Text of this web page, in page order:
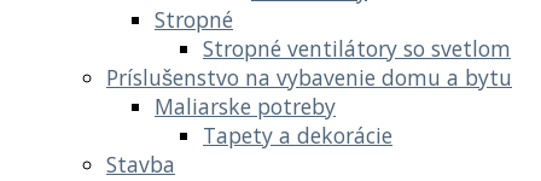
Stropné
Stropné ventilátory so svetlom
Príslušenstvo na vybavenie domu a bytu
Maliarske potreby
Tapety a dekorácie
Stavba